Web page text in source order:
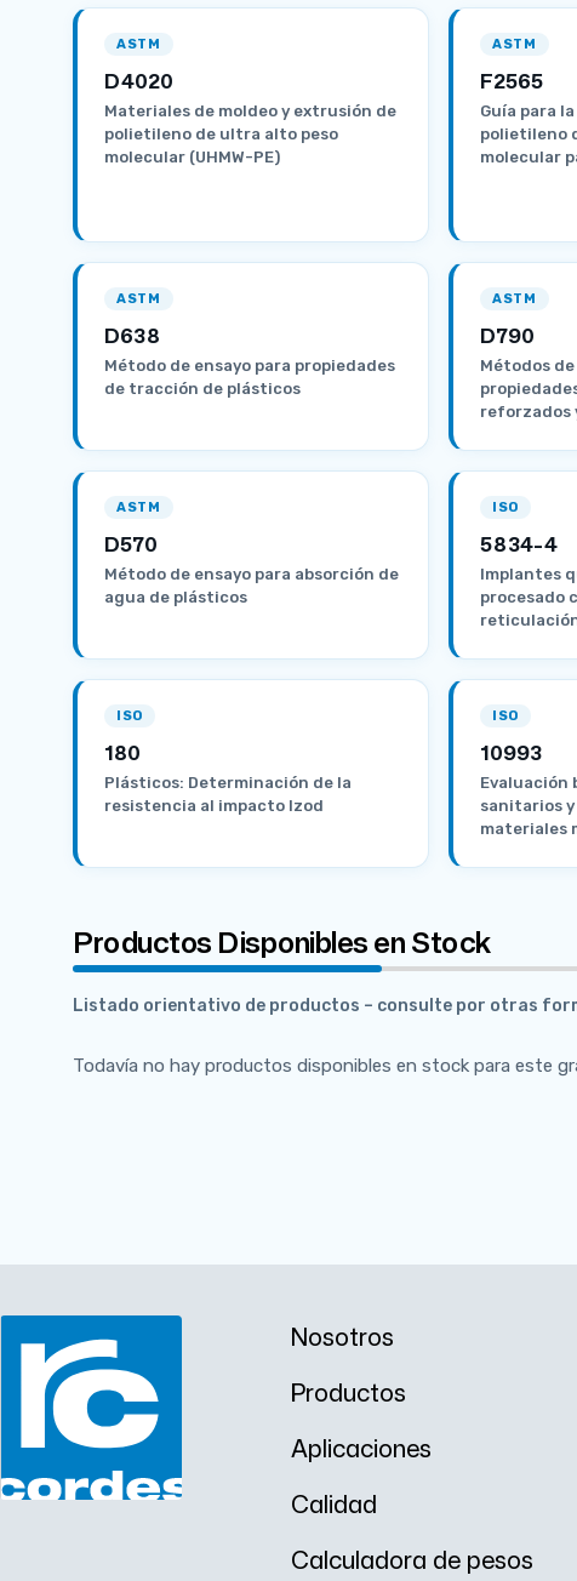
ASTM
D4020
Materiales de moldeo y extrusión de
polietileno de ultra alto peso
molecular (UHMW-PE)
ASTM
F2565
Guía para
polietileno
molecular
ASTM
D638
Método de ensayo para propiedades
de tracción de plásticos
ASTM
D790
Métodos
reforzados
ASTM
D570
Método de ensayo para absorción de
agua de plásticos
ISO
5834-4
Implantes
procesado
ISO
180
Plásticos: Determinación de la
resistencia al impacto Izod
ISO
10993
Evaluación
sanitarios
materiales
Productos Disponibles en Stock
Listado orientativo de productos – consulte por otras
Todavía no hay productos disponibles en stock para este
Nosotros
Productos
Aplicaciones
Calidad
Calculadora de pesos